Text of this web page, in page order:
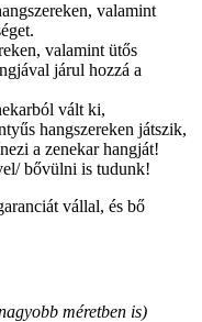
valamint
valamint ütős
járul hozzá a
vált ki,
hangszereken játszik,
a zenekar hangját!
bővülni is tudunk!
vállal, és bő
méretben is)